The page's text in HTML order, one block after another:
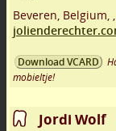
Beveren Belgium,
Download VCARD
mobieltje!
Jordi Wolf